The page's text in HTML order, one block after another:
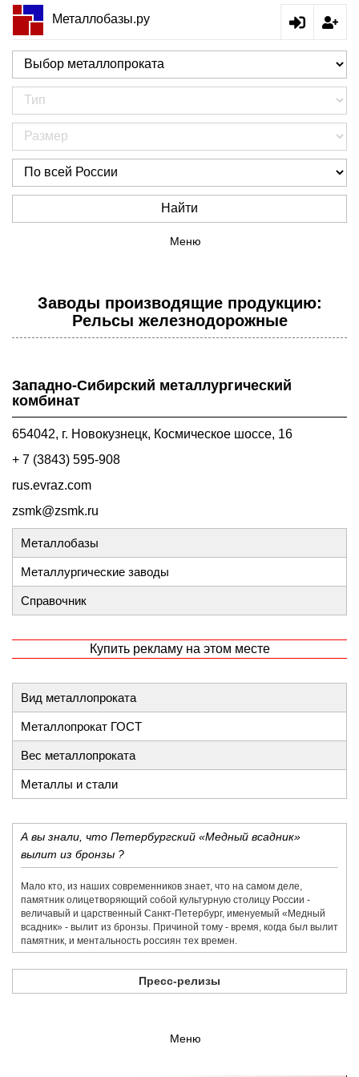
Металлобазы.ру
Найти
Меню
Заводы производящие продукцию:
Рельсы железнодорожные
Западно-Сибирский металлургический
комбинат
654042, г. Новокузнецк, Космическое шоссе, 16
+ 7 (3843) 595-908
rus.evraz.com
zsmk@zsmk.ru
Металлобазы
Металлургические заводы
Справочник
Купить рекламу на этом месте
Вид металлопроката
Металлопрокат ГОСТ
Вес металлопроката
Металлы и стали
А вы знали, что Петербургский «Медный всадник»
вылит из бронзы ?
Мало кто, из наших современников знает, что на самом деле,
памятник олицетворяющий собой культурную столицу России -
величавый и царственный Санкт-Петербург, именуемый «Медный
всадник» - вылит из бронзы. Причиной тому - время, когда был вылит
памятник, и ментальность россиян тех времен.
Пресс-релизы
Меню